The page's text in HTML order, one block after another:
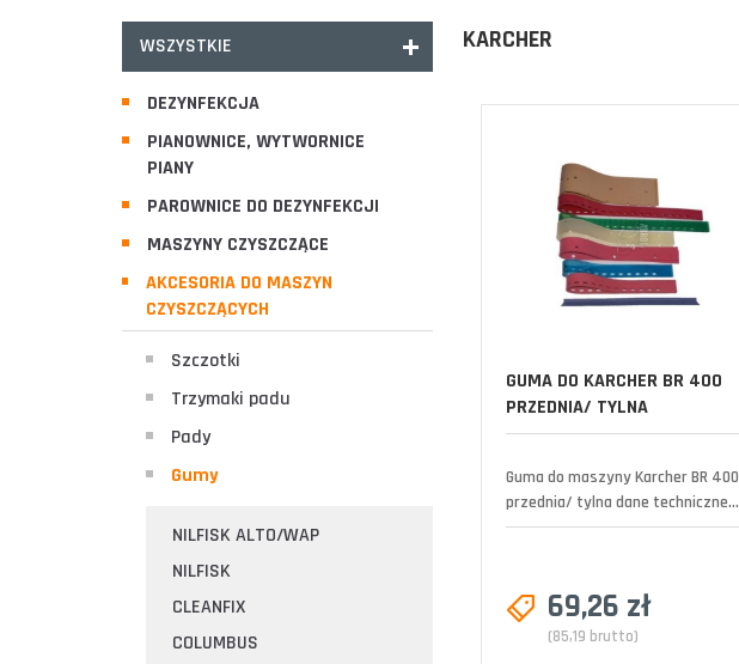
WSZYSTKIE
DEZYNFEKCJA
PIANOWNICE, WYTWORNICE
PIANY
PAROWNICE DO DEZYNFEKCJI
MASZYNY CZYSZCZĄCE
AKCESORIA DO MASZYN
CZYSZCZĄCYCH
Szczotki
Trzymaki padu
Pady
Gumy
NILFISK ALTO/WAP
NILFISK
CLEANFIX
COLUMBUS
KARCHER
GUMA DO KARCHER BR 400
PRZEDNIA/ TYLNA
Guma do maszyny Karcher BR 400
przednia/ tylna dane techniczne...
69,26 zł
(85,19 brutto)